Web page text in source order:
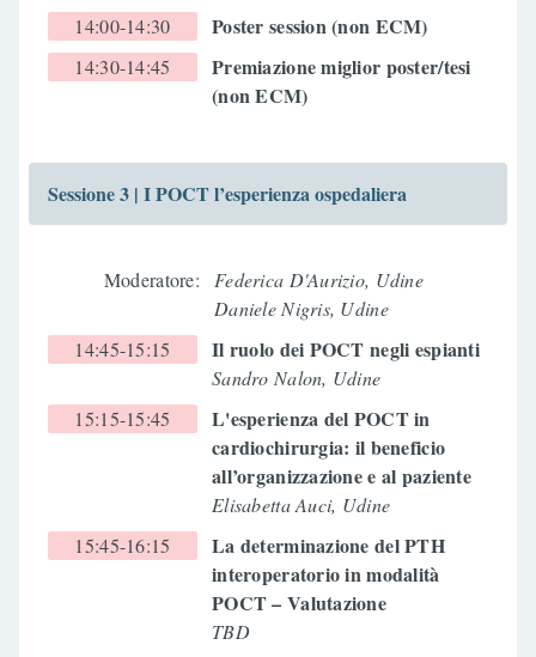
14:00-14:30 Poster session (non ECM)
14:30-14:45
Premiazione miglior poster/tesi
(non ECM)
Sessione 3 | I POCT l’esperienza ospedaliera
Moderatore:
Federica D'Aurizio, Udine
Daniele Nigris, Udine
14:45-15:15
Il ruolo dei POCT negli espianti
Sandro Nalon, Udine
15:15-15:45
L'esperienza del POCT in
cardiochirurgia: il beneficio
all’organizzazione e al paziente
Elisabetta Auci, Udine
15:45-16:15
La determinazione del PTH
interoperatorio in modalità
POCT – Valutazione
TBD